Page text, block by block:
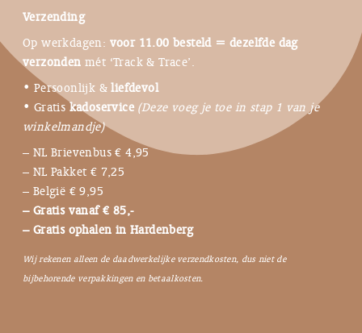
Verzending
Op werkdagen: voor 11.00 besteld = dezelfde dag
verzonden mét ‘Track & Trace’.
• Persoonlijk &liefdevol
• Gratis kadoservice (Deze voeg je toe in stap 1 van je
winkelmandje)
– NL Brievenbus € 4,95
– NL Pakket € 7,25
– België € 9,95
– Gratis vanaf € 85,-
– Gratis ophalen in Hardenberg
Wij rekenen alleen de daadwerkelijke verzendkosten, dus niet de
bijbehorende verpakkingen en betaalkosten.